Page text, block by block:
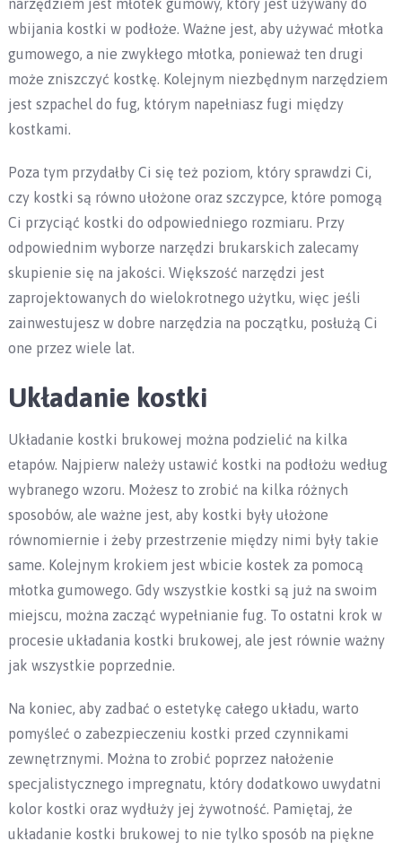
narzędziem jest młotek gumowy, który jest używany do
wbijania kostki w podłoże. Ważne jest, aby używać młotka
gumowego, a nie zwykłego młotka, ponieważ ten drugi
może zniszczyć kostkę. Kolejnym niezbędnym narzędziem
jest szpachel do fug, którym napełniasz fugi między
kostkami.
Poza tym przydałby Ci się też poziom, który sprawdzi Ci,
czy kostki są równo ułożone oraz szczypce, które pomogą
Ci przyciąć kostki do odpowiedniego rozmiaru. Przy
odpowiednim wyborze narzędzi brukarskich zalecamy
skupienie się na jakości. Większość narzędzi jest
zaprojektowanych do wielokrotnego użytku, więc jeśli
zainwestujesz w dobre narzędzia na początku, posłużą Ci
one przez wiele lat.
Układanie kostki
Układanie kostki brukowej można podzielić na kilka
etapów. Najpierw należy ustawić kostki na podłożu według
wybranego wzoru. Możesz to zrobić na kilka różnych
sposobów, ale ważne jest, aby kostki były ułożone
równomiernie i żeby przestrzenie między nimi były takie
same. Kolejnym krokiem jest wbicie kostek za pomocą
młotka gumowego. Gdy wszystkie kostki są już na swoim
miejscu, można zacząć wypełnianie fug. To ostatni krok w
procesie układania kostki brukowej, ale jest równie ważny
jak wszystkie poprzednie.
Na koniec, aby zadbać o estetykę całego układu, warto
pomyśleć o zabezpieczeniu kostki przed czynnikami
zewnętrznymi. Można to zrobić poprzez nałożenie
specjalistycznego impregnatu, który dodatkowo uwydatni
kolor kostki oraz wydłuży jej żywotność. Pamiętaj, że
układanie kostki brukowej to nie tylko sposób na piękne